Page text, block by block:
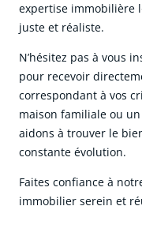
expertise immobilière
juste et réaliste.
N’hésitez pas à vous
pour recevoir
correspondant à vos
maison familiale ou
aidons à trouver le
constante évolution.
Faites confiance à
immobilier serein et